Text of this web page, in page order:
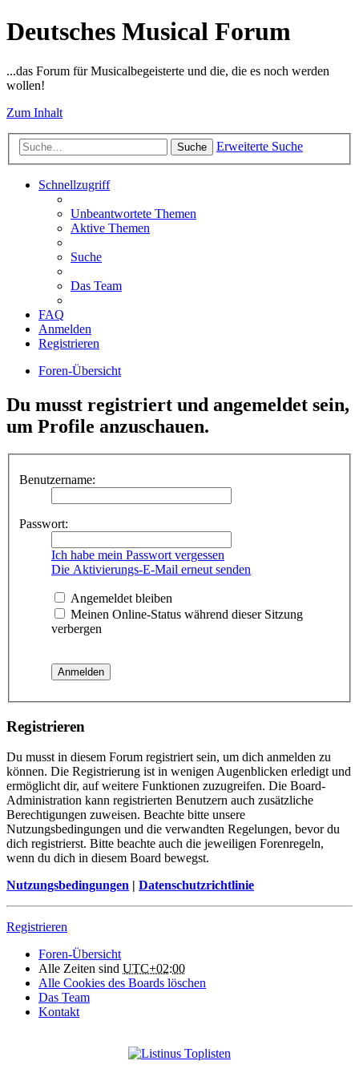
Deutsches Musical Forum
...das Forum für Musicalbegeisterte und die, die es noch werden
wollen!
Zum Inhalt
Suche Erweiterte Suche
Schnellzugriff
Unbeantwortete Themen
Aktive Themen
Suche
Das Team
FAQ
Anmelden
Registrieren
Foren-Übersicht
Du musst registriert und angemeldet sein,
um Profile anzuschauen.
Benutzername:
Passwort:
Ich habe mein Passwort vergessen
Die Aktivierungs-E-Mail erneut senden
Angemeldet bleiben
Meinen Online-Status während dieser Sitzung
verbergen
Registrieren
Du musst in diesem Forum registriert sein, um dich anmelden zu
können. Die Registrierung ist in wenigen Augenblicken erledigt und
ermöglicht dir, auf weitere Funktionen zuzugreifen. Die Board-
Administration kann registrierten Benutzern auch zusätzliche
Berechtigungen zuweisen. Beachte bitte unsere
Nutzungsbedingungen und die verwandten Regelungen, bevor du
dich registrierst. Bitte beachte auch die jeweiligen Forenregeln,
wenn du dich in diesem Board bewegst.
Nutzungsbedingungen | Datenschutzrichtlinie
Registrieren
Foren-Übersicht
Alle Zeiten sind UTC+02:00
Alle Cookies des Boards löschen
Das Team
Kontakt